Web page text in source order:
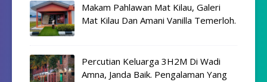
Makam Pahlawan Mat Kilau, Galeri
Mat Kilau Dan Amani Vanilla Temerloh.
Percutian Keluarga 3H2M Di Wadi
Amna, Janda Baik. Pengalaman Yang